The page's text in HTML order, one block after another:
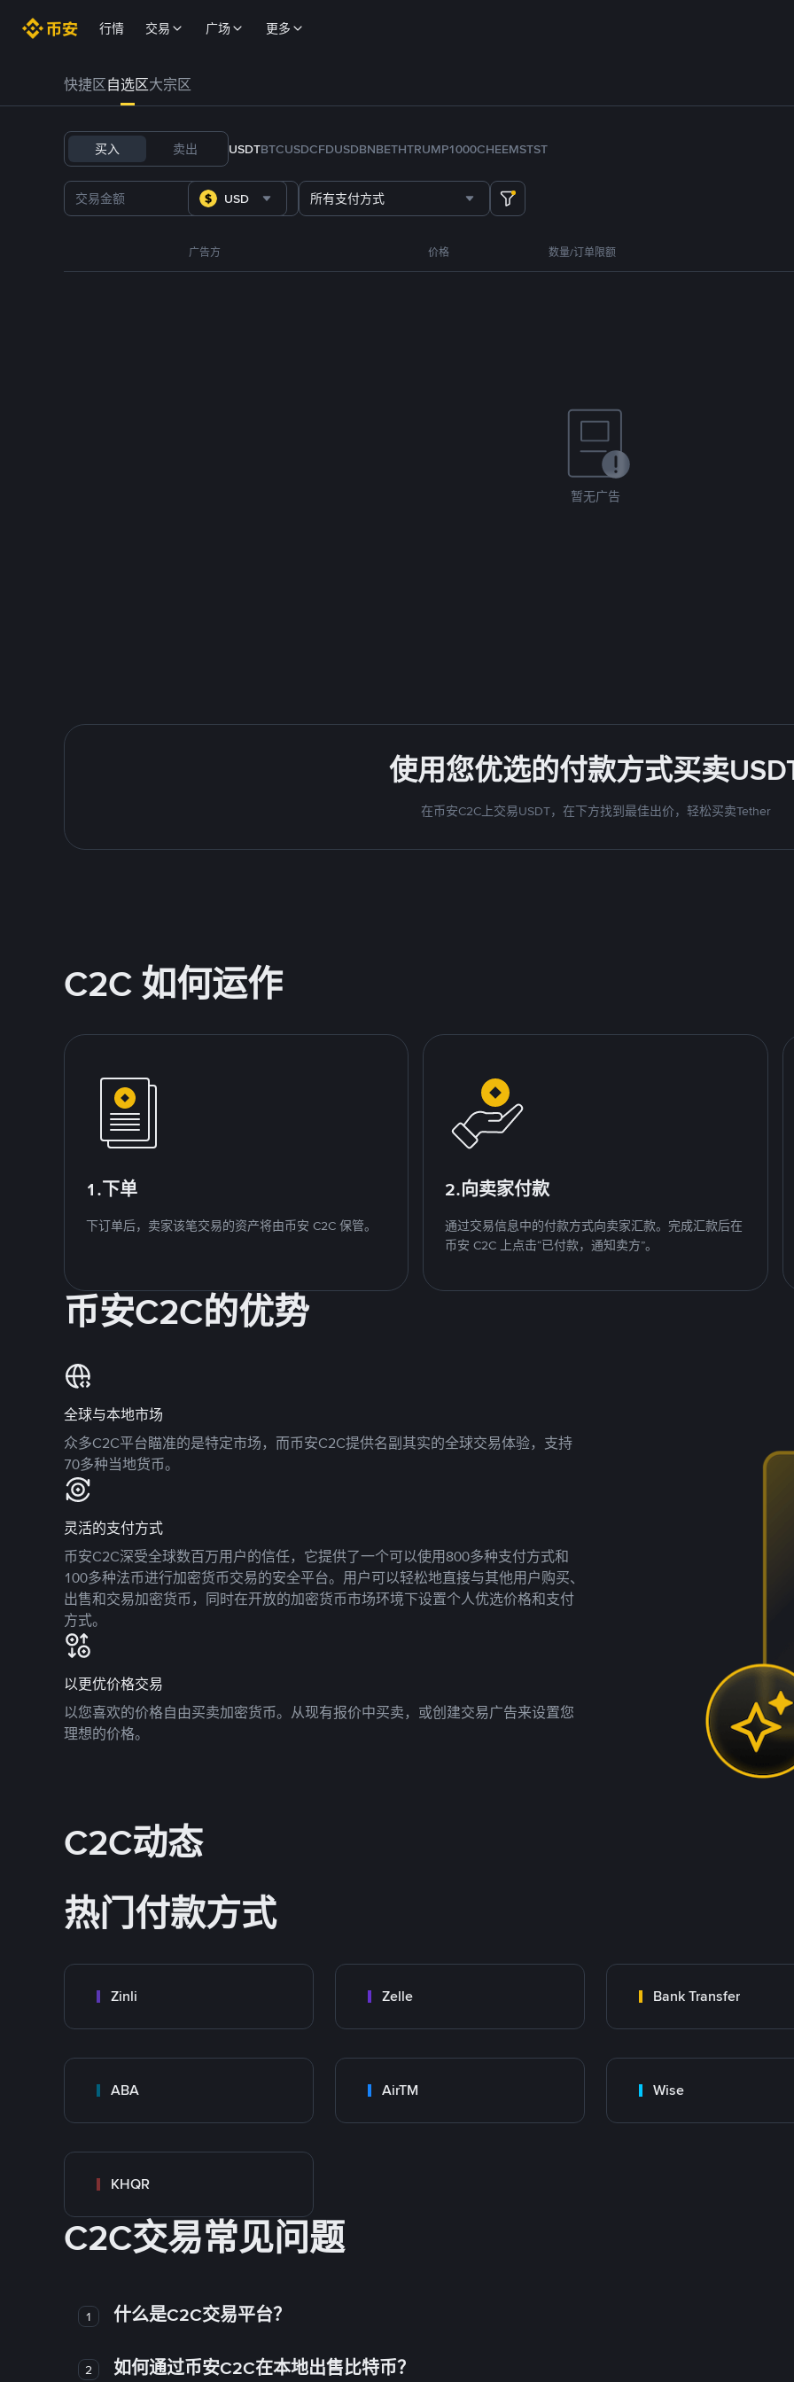
行情 交易 广场 更多
快捷区自选区大宗区
买入 卖出 USDTBTCUSDCFDUSDBNBETHTRUMP1000CHEEMSTST
USD 所有支付方式
广告方 价格 数量/订单限额
暂无广告
使用您优选的付款方式买卖
在币安C2C上交易USDT，在下方找到最佳出价，轻松买卖Tether
C2C 如何运作
1.下单
下订单后，卖家该笔交易的资产将由币安 C2C 保管。
2.向卖家付款
通过交易信息中的付款方式向卖家汇款。完成汇款后在
币安 C2C 上点击“已付款，通知卖方”。
币安C2C的优势
全球与本地市场
众多C2C平台瞄准的是特定市场，而币安C2C提供名副其实的全球交易体验，支持
70多种当地货币。
灵活的支付方式
币安C2C深受全球数百万用户的信任，它提供了一个可以使用800多种支付方式和
100多种法币进行加密货币交易的安全平台。用户可以轻松地直接与其他用户购买、
出售和交易加密货币，同时在开放的加密货币市场环境下设置个人优选价格和支付
方式。
以更优价格交易
以您喜欢的价格自由买卖加密货币。从现有报价中买卖，或创建交易广告来设置您
理想的价格。
C2C动态
热门付款方式
Zinli Zelle Bank Transfer
ABA AirTM Wise
KHQR
C2C交易常见问题
1 什么是C2C交易平台？
2 如何通过币安C2C在本地出售比特币？